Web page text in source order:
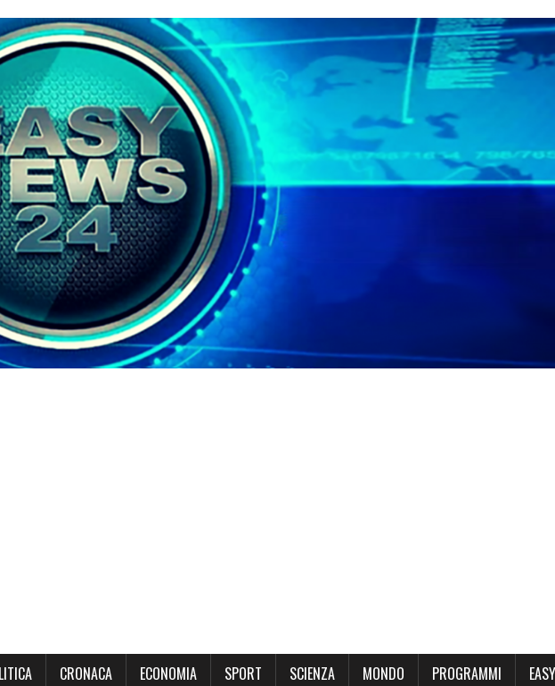
CRONACA ECONOMIA SPORT SCIENZA MONDO PROGRAMMI